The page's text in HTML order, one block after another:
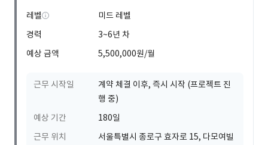
레벨
미드 레벨
경력
3~6년 차
예상 금액
5,500,000원/월
근무 시작일
계약 체결 이후, 즉시 시작 (프로젝트 진
행 중)
예상 기간
180일
근무 위치
서울특별시 종로구 효자로 15, 다모여빌